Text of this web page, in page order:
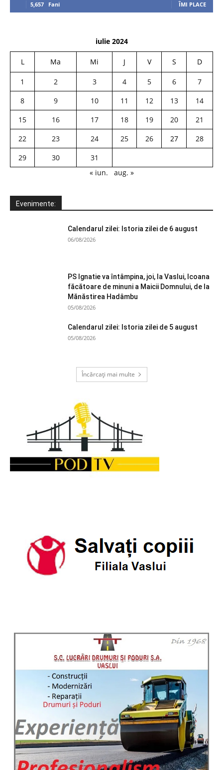
5,657 Fani ÎMI PLACE
iulie 2024
L Ma Mi J V S D
1 2 3 4 5 6
7
8
9 10 11 12 13
14
15
16 17 18 19 20
21
22
23 24 25 26 27
28
29
30
31
« iun.
aug. »
Evenimente:
Calendarul zilei: Istoria zilei de 6 august
06/08/2026
PS Ignatie va întâmpina, joi, la Vaslui, Icoana
făcătoare de minuni a Maicii Domnului, de la
Mănăstirea Hadâmbu
05/08/2026
Calendarul zilei: Istoria zilei de 5 august
05/08/2026
Încărcați mai multe